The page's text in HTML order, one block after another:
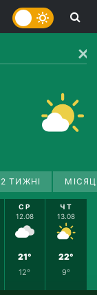
2 ТИЖНІ
СР
12.08
21°
12°
ЧТ
13.08
22°
9°